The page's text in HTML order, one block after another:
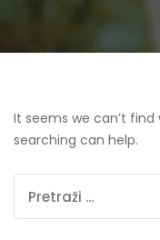
It seems we can’t find
searching can help.